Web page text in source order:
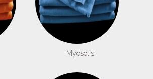
Myosotis